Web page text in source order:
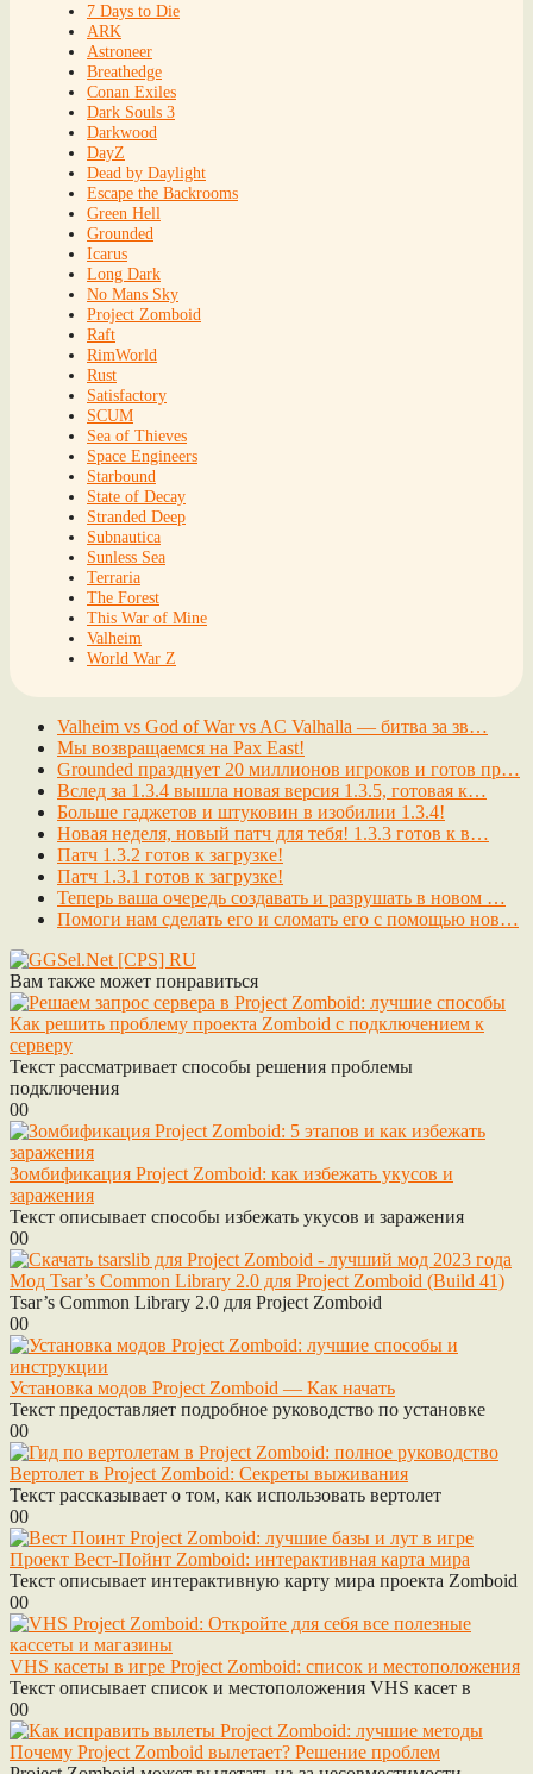
7 Days to Die
ARK
Astroneer
Breathedge
Conan Exiles
Dark Souls 3
Darkwood
DayZ
Dead by Daylight
Escape the Backrooms
Green Hell
Grounded
Icarus
Long Dark
No Mans Sky
Project Zomboid
Raft
RimWorld
Rust
Satisfactory
SCUM
Sea of Thieves
Space Engineers
Starbound
State of Decay
Stranded Deep
Subnautica
Sunless Sea
Terraria
The Forest
This War of Mine
Valheim
World War Z
Valheim vs God of War vs AC Valhalla — битва за зв…
Мы возвращаемся на Pax East!
Grounded празднует 20 миллионов игроков и готов пр…
Вслед за 1.3.4 вышла новая версия 1.3.5, готовая к…
Больше гаджетов и штуковин в изобилии 1.3.4!
Новая неделя, новый патч для тебя! 1.3.3 готов к в…
Патч 1.3.2 готов к загрузке!
Патч 1.3.1 готов к загрузке!
Теперь ваша очередь создавать и разрушать в новом …
Помоги нам сделать его и сломать его с помощью нов…
Вам также может понравиться
Как решить проблему проекта Zomboid с подключением к
серверу
Текст рассматривает способы решения проблемы
подключения
00
Зомбификация Project Zomboid: как избежать укусов и
заражения
Текст описывает способы избежать укусов и заражения
00
Мод Tsar’s Common Library 2.0 для Project Zomboid (Build 41)
Tsar’s Common Library 2.0 для Project Zomboid
00
Установка модов Project Zomboid — Как начать
Текст предоставляет подробное руководство по установке
00
Вертолет в Project Zomboid: Секреты выживания
Текст рассказывает о том, как использовать вертолет
00
Проект Вест-Пойнт Zomboid: интерактивная карта мира
Текст описывает интерактивную карту мира проекта Zomboid
00
VHS касеты в игре Project Zomboid: список и местоположения
Текст описывает список и местоположения VHS касет в
00
Почему Project Zomboid вылетает? Решение проблем